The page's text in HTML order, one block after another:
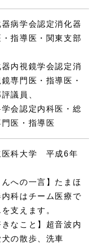
器病学会認定消化器
指導医・関東支部
器内視鏡学会認定消
専門医・指導医・
議員、
学会認定内科医・総
医・指導医
医科大学 平成6年
んへの一言】たまほ
内科はチーム医療で
支えます。
きなこと】超音波内
の散歩、洗車